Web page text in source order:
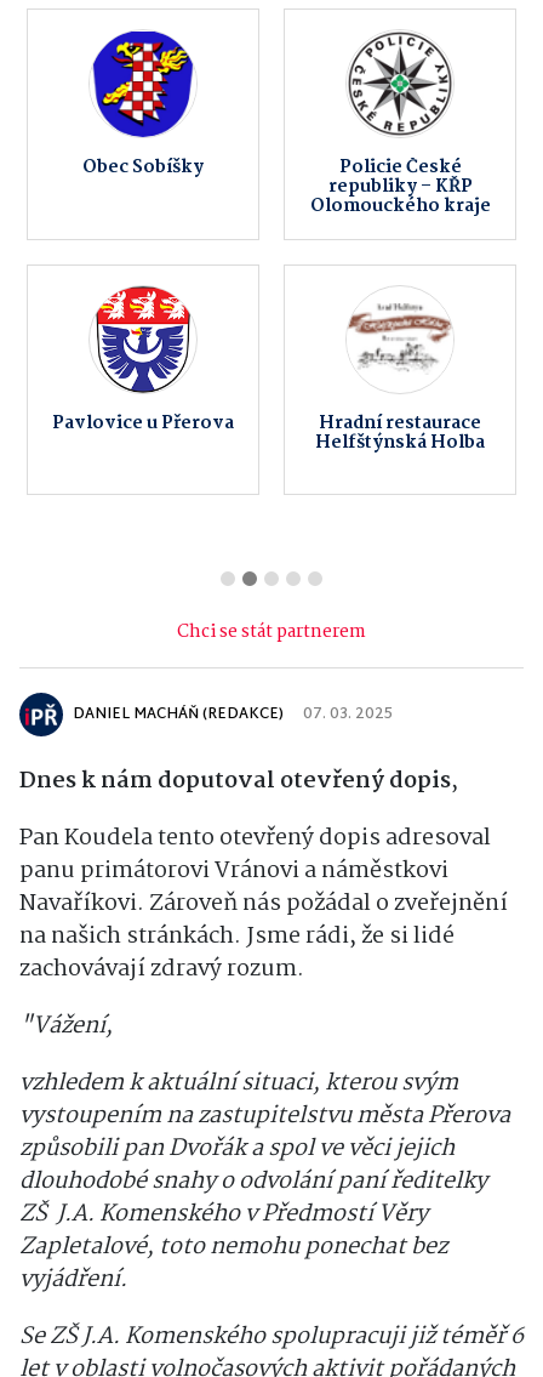
Obec Sobíšky Policie České
republiky – KŘP
Olomouckého kraje
Pavlovice u Přerova Hradní restaurace
Helfštýnská Holba
Chci se stát partnerem
DANIEL MACHÁŇ (REDAKCE) 07. 03. 2025
Dnes k nám doputoval otevřený dopis,
Pan Koudela tento otevřený dopis adresoval
panu primátorovi Vránovi a náměstkovi
Navaříkovi. Zároveň nás požádal o zveřejnění
na našich stránkách. Jsme rádi, že si lidé
zachovávají zdravý rozum.
"Vážení,
vzhledem k aktuální situaci, kterou svým
vystoupením na zastupitelstvu města Přerova
způsobili pan Dvořák a spol ve věci jejich
dlouhodobé snahy o odvolání paní ředitelky
ZŠ J.A. Komenského v Předmostí Věry
Zapletalové, toto nemohu ponechat bez
vyjádření.
Se ZŠ J.A. Komenského spolupracuji již téměř 6